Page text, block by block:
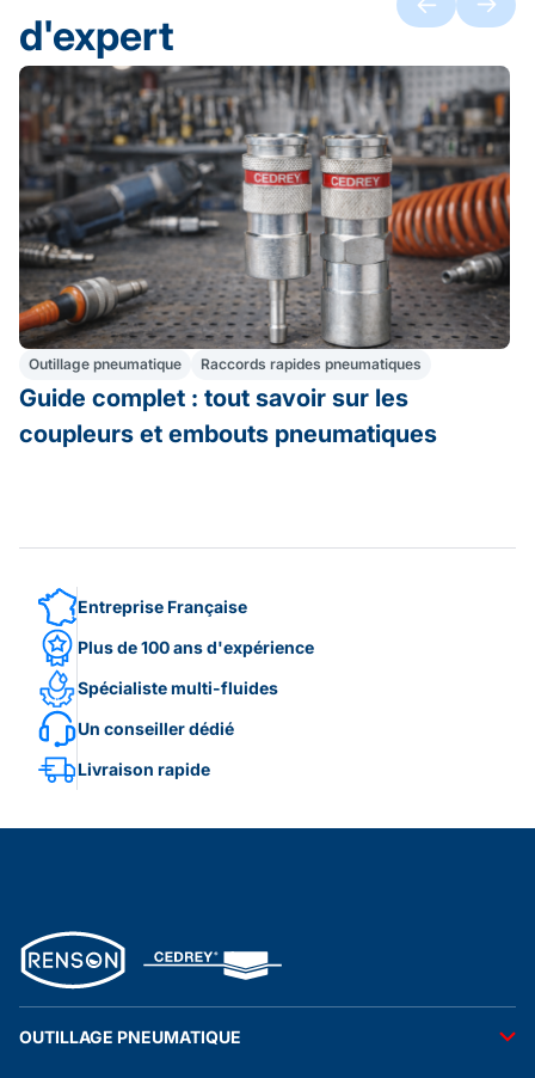
d'expert
Outillage pneumatique Raccords rapides pneumatiques
Guide complet : tout savoir sur les
coupleurs et embouts pneumatiques
Entreprise Française
Plus de 100 ans d'expérience
Spécialiste multi-fluides
Un conseiller dédié
Livraison rapide
OUTILLAGE PNEUMATIQUE